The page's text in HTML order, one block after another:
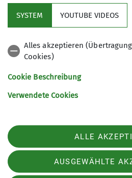
Kontakt
Details
DAV Bundesverband
Sektion Regensburg des Deutschen
Telefon +4994146399030
SYSTEM YOUTUBE VIDEOS
Alles akzeptieren
Cookies)
Cookie Beschreibung
Verwendete Cookies
ALLE
AUSGEWÄHLTE